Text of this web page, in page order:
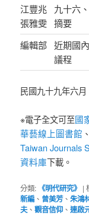
江豐兆
張雅雯
九十六
摘要
編輯部 近期國
議程
民國九十九年六月
※電子全文可至國
華藝線上圖書館
Taiwan Journals
資料庫下載。
分類: 《明代研究》 |
新編 、 曾美芳、朱鴻
夫、觀音信仰 、連啟